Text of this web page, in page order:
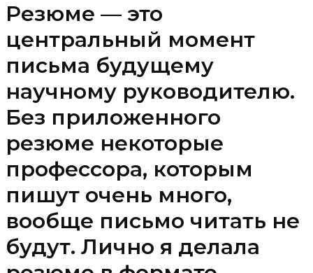
Резюме — это
центральный момент
письма будущему
научному руководителю.
Без приложенного
резюме некоторые
профессора, которым
пишут очень много,
вообще письмо читать не
будут. Лично я делала